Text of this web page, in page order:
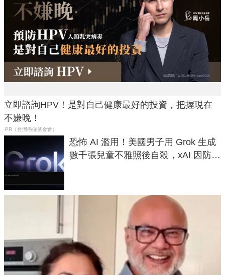
立即諮詢HPV！是對自己健康最好的投資，把握現在
不嫌晚！
PR（台灣癌症基金會）
恐怖 AI 濫用！美國男子用 Grok 生成
數千張兒童不雅照後自殺，xAI 因防護